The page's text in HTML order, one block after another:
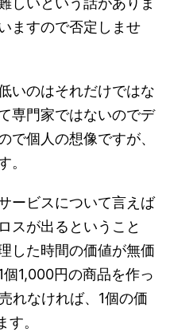
ますので否定しませ
いのはそれだけではな
専門家ではないのでデ
で個人の想像ですが、
。
ービスについて言えば
スが出るということ
した時間の価値が無価
1,000円の商品を作っ
れなければ、1個の価
。